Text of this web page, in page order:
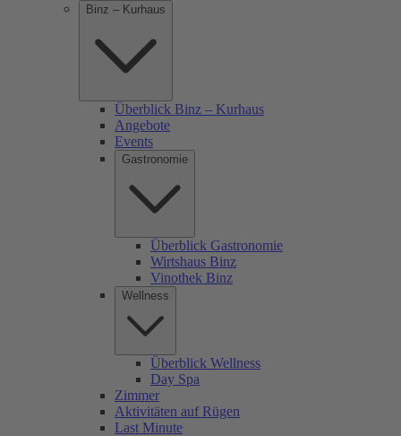
Binz – Kurhaus
Überblick Binz – Kurhaus
Angebote
Events
Gastronomie
Überblick Gastronomie
Wirtshaus Binz
Vinothek Binz
Wellness
Überblick Wellness
Day Spa
Zimmer
Aktivitäten auf Rügen
Last Minute